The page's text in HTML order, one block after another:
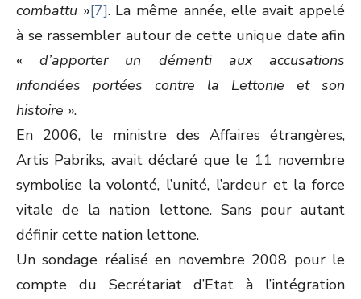
combattu »[7]. La même année, elle avait appelé
à se rassembler autour de cette unique date afin
«d’apporter un démenti aux accusations
infondées portées contre la Lettonie et son
histoire ».
En 2006, le ministre des Affaires étrangères,
Artis Pabriks, avait déclaré que le 11 novembre
symbolise la volonté, l’unité, l’ardeur et la force
vitale de la nation lettone. Sans pour autant
définir cette nation lettone.
Un sondage réalisé en novembre 2008 pour le
compte du Secrétariat d’Etat à l’intégration